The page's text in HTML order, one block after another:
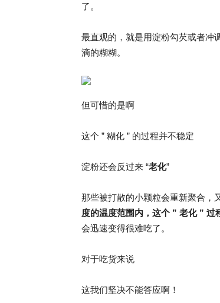
了。
最直观的，就是用淀粉勾芡或者冲
滴的糊糊。
但可惜的是啊
这个 ” 糊化 ” 的过程并不稳定
淀粉还会反过来 “老化”
那些被打散的小颗粒会重新聚合，
度的温度范围内，这个 ” 老化 ” 过
会迅速变得很难吃了。
对于吃货来说
这我们坚决不能答应啊！